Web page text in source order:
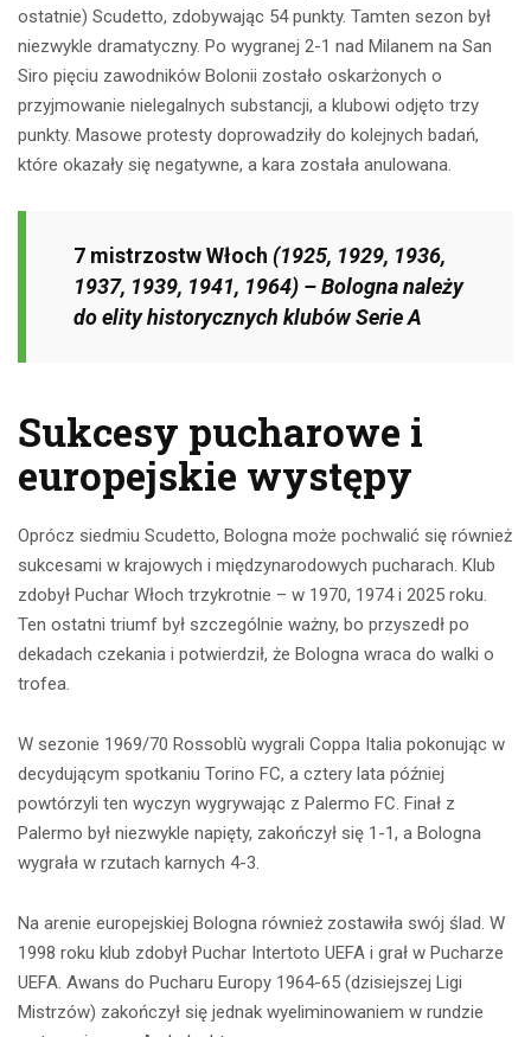
ostatnie) Scudetto, zdobywając 54 punkty. Tamten sezon był
niezwykle dramatyczny. Po wygranej 2-1 nad Milanem na San
Siro pięciu zawodników Bolonii zostało oskarżonych o
przyjmowanie nielegalnych substancji, a klubowi odjęto trzy
punkty. Masowe protesty doprowadziły do kolejnych badań,
które okazały się negatywne, a kara została anulowana.
7 mistrzostw Włoch (1925, 1929, 1936,
1937, 1939, 1941, 1964) – Bologna należy
do elity historycznych klubów Serie A
Sukcesy pucharowe i
europejskie występy
Oprócz siedmiu Scudetto, Bologna może pochwalić się również
sukcesami w krajowych i międzynarodowych pucharach. Klub
zdobył Puchar Włoch trzykrotnie – w 1970, 1974 i 2025 roku.
Ten ostatni triumf był szczególnie ważny, bo przyszedł po
dekadach czekania i potwierdził, że Bologna wraca do walki o
trofea.
W sezonie 1969/70 Rossoblù wygrali Coppa Italia pokonując w
decydującym spotkaniu Torino FC, a cztery lata później
powtórzyli ten wyczyn wygrywając z Palermo FC. Finał z
Palermo był niezwykle napięty, zakończył się 1-1, a Bologna
wygrała w rzutach karnych 4-3.
Na arenie europejskiej Bologna również zostawiła swój ślad. W
1998 roku klub zdobył Puchar Intertoto UEFA i grał w Pucharze
UEFA. Awans do Pucharu Europy 1964-65 (dzisiejszej Ligi
Mistrzów) zakończył się jednak wyeliminowaniem w rundzie